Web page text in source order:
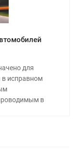
для
в исправном
в